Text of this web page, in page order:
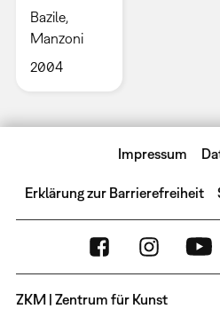
Bazile,
Manzoni
2004
Impressum
Erklärung zur Barrierefreiheit
ZKM | Zentrum für Kunst